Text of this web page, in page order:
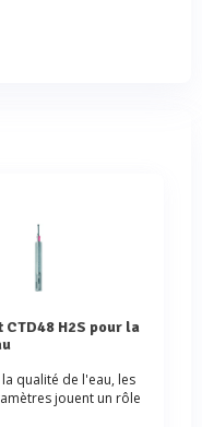
qualité de l'eau, les
jouent un rôle